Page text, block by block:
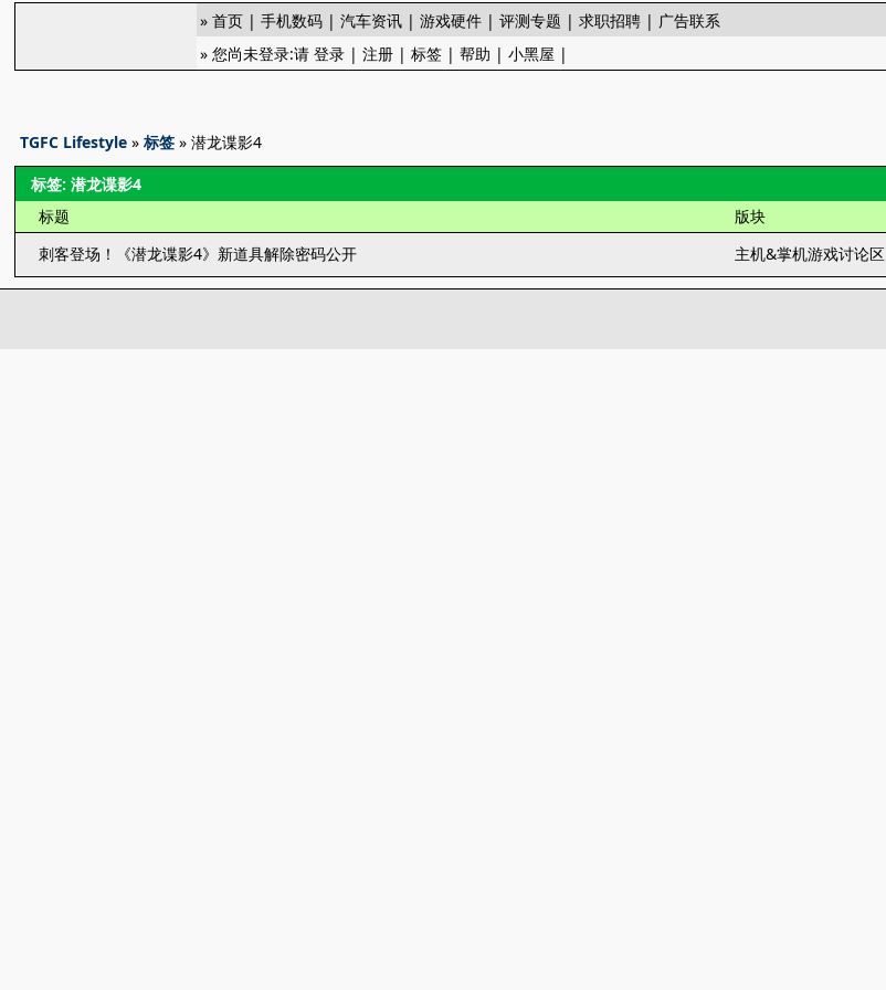
»首页 |手机数码 |汽车资讯 |游戏硬件 |评测专题 |求职招聘 | 广告联系
» 您尚未登录:请登录 |注册 |标签 |帮助 |小黑屋 |
TGFC Lifestyle »标签 » 潜龙谍影4
标签: 潜龙谍影4
标题
版块
刺客登场！《潜龙谍影4》新道具解除密码公开
主机&掌机游戏讨论区